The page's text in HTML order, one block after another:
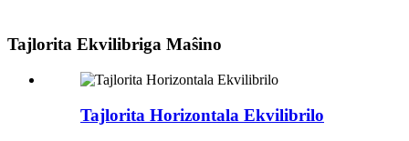
Tajlorita Ekvilibriga Maŝino
Tajlorita Horizontala Ekvilibrilo